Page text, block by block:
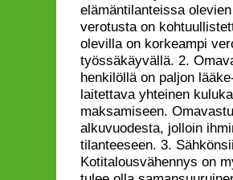
elämäntilanteissa
verotusta on
olevilla on korkeampi
työssäkäyvällä. 2.
henkilöllä on paljon
laitettava yhteinen
maksamiseen.
alkuvuodesta, jolloin
tilanteeseen. 3.
Kotitalousvähennys on